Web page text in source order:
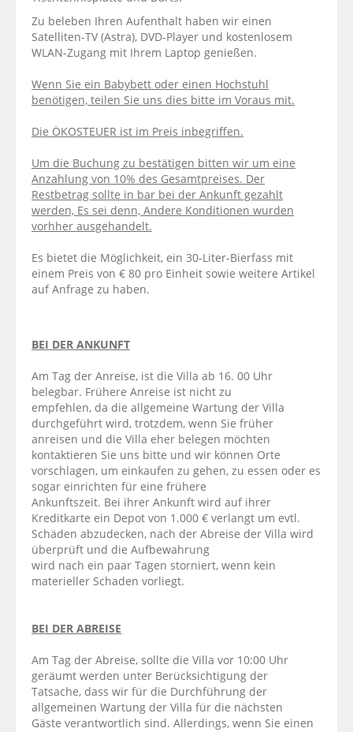
Zu beleben Ihren Aufenthalt haben wir einen
Satelliten-TV (Astra), DVD-Player und kostenlosem
WLAN-Zugang mit Ihrem Laptop genießen.
Wenn Sie ein Babybett oder einen Hochstuhl
benötigen, teilen Sie uns dies bitte im Voraus mit.
Die ÖKOSTEUER ist im Preis inbegriffen.
Um die Buchung zu bestätigen bitten wir um eine
Anzahlung von 10% des Gesamtpreises. Der
Restbetrag sollte in bar bei der Ankunft gezahlt
werden, Es sei denn, Andere Konditionen wurden
vorhher ausgehandelt.
Es bietet die Möglichkeit, ein 30-Liter-Bierfass mit
einem Preis von € 80 pro Einheit sowie weitere Artikel
auf Anfrage zu haben.
BEI DER ANKUNFT
Am Tag der Anreise, ist die Villa ab 16. 00 Uhr
belegbar. Frühere Anreise ist nicht zu
empfehlen, da die allgemeine Wartung der Villa
durchgeführt wird, trotzdem, wenn Sie früher
anreisen und die Villa eher belegen möchten
kontaktieren Sie uns bitte und wir können Orte
vorschlagen, um einkaufen zu gehen, zu essen oder es
sogar einrichten für eine frühere
Ankunftszeit. Bei ihrer Ankunft wird auf ihrer
Kreditkarte ein Depot von 1.000 € verlangt um evtl.
Schäden abzudecken, nach der Abreise der Villa wird
überprüft und die Aufbewahrung
wird nach ein paar Tagen storniert, wenn kein
materieller Schaden vorliegt.
BEI DER ABREISE
Am Tag der Abreise, sollte die Villa vor 10:00 Uhr
geräumt werden unter Berücksichtigung der
Tatsache, dass wir für die Durchführung der
allgemeinen Wartung der Villa für die nächsten
Gäste verantwortlich sind. Allerdings, wenn Sie einen